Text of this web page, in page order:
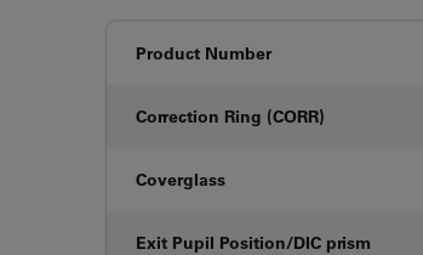
Product Number
Correction Ring (CORR)
Coverglass
Exit Pupil Position/DIC prism